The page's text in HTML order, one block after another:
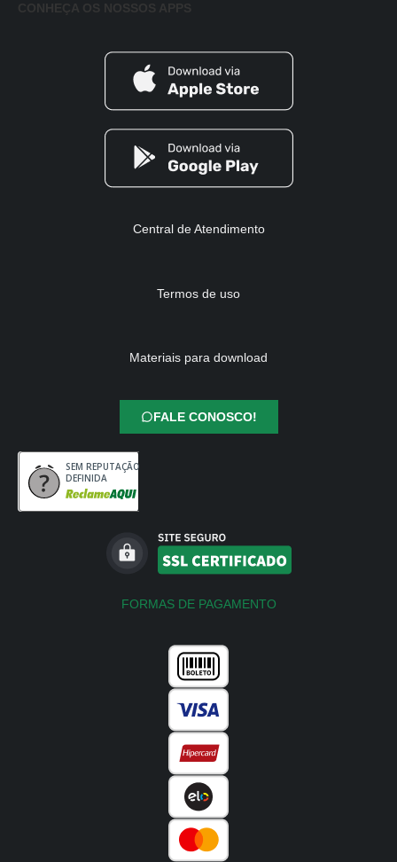
CONHEÇA OS NOSSOS APPS
Central de Atendimento
Termos de uso
Materiais para download
FALE CONOSCO!
SEM REPUTAÇÃO
DEFINIDA
FORMAS DE PAGAMENTO